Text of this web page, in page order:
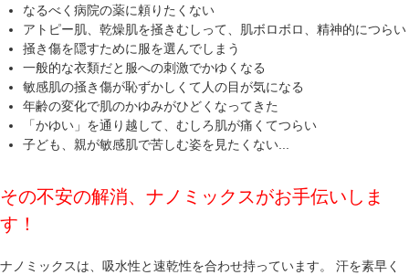
なるべく病院の薬に頼りたくない
アトピー肌、乾燥肌を掻きむしって、肌ボロボロ、精神的につらい
掻き傷を隠すために服を選んでしまう
一般的な衣類だと服への刺激でかゆくなる
敏感肌の掻き傷が恥ずかしくて人の目が気になる
年齢の変化で肌のかゆみがひどくなってきた
「かゆい」を通り越して、むしろ肌が痛くてつらい
子ども、親が敏感肌で苦しむ姿を見たくない...
その不安の解消、ナノミックスがお手伝いしま
す！
ナノミックスは、吸水性と速乾性を合わせ持っています。 汗を素早く